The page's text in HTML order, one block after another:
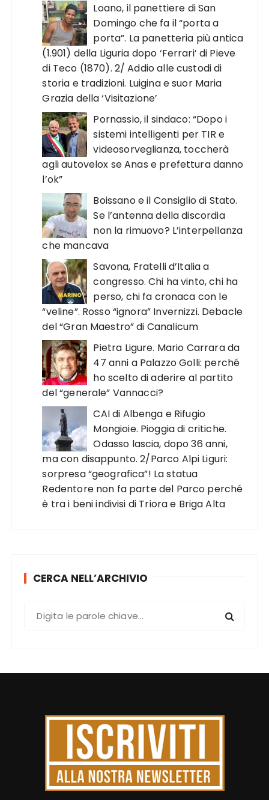
Loano, il panettiere di San
Domingo che fa il “porta a
porta”. La panetteria più antica
(1.901) della Liguria dopo ‘Ferrari’ di Pieve
di Teco (1870). 2/ Addio alle custodi di
storia e tradizioni. Luigina e suor Maria
Grazia della ‘Visitazione’
Pornassio, il sindaco: “Dopo i
sistemi intelligenti per TIR e
videosorveglianza, toccherà
agli autovelox se Anas e prefettura danno
l’ok”
Boissano e il Consiglio di Stato.
Se l’antenna della discordia
non la rimuovo? L’interpellanza
che mancava
Savona, Fratelli d’Italia a
congresso. Chi ha vinto, chi ha
perso, chi fa cronaca con le
“veline”. Rosso “ignora” Invernizzi. Debacle
del “Gran Maestro” di Canalicum
Pietra Ligure. Mario Carrara da
47 anni a Palazzo Golli: perché
ho scelto di aderire al partito
del “generale” Vannacci?
CAI di Albenga e Rifugio
Mongioie. Pioggia di critiche.
Odasso lascia, dopo 36 anni,
ma con disappunto. 2/Parco Alpi Liguri:
sorpresa “geografica”! La statua
Redentore non fa parte del Parco perché
è tra i beni indivisi di Triora e Briga Alta
CERCA NELL’ARCHIVIO